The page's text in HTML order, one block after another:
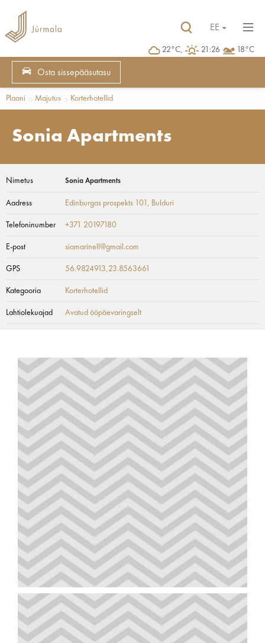
22°C, 21:26 18°C
EE
Osta sissepääsutasu
Plaani Majutus Korterhotellid
Sonia Apartments
Nimetus Sonia Apartments
Aadress Edinburgas prospekts 101 , Bulduri
Telefoninumber +371 20197180
E-post siamarinell@gmail.com
GPS 56.9824913,23.8563661
Kategooria Korterhotellid
Lahtiolekuajad Avatud ööpäevaringselt